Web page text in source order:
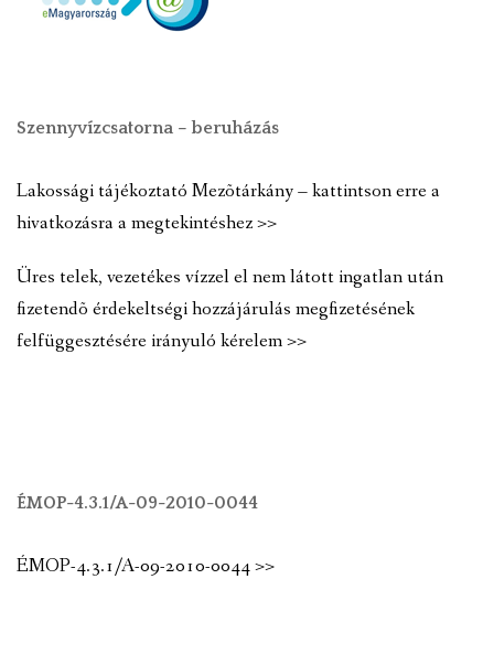
Szennyvízcsatorna – beruházás
Lakossági tájékoztató Mezõtárkány – kattintson erre a
hivatkozásra a megtekintéshez >>
Üres telek, vezetékes vízzel el nem látott ingatlan után
fizetendõ érdekeltségi hozzájárulás megfizetésének
felfüggesztésére irányuló kérelem >>
ÉMOP-4.3.1/A-09-2010-0044
ÉMOP-4.3.1/A-09-2010-0044 >>